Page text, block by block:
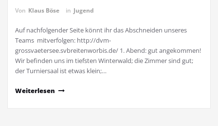
Von Klaus Böse in Jugend
Auf nachfolgender Seite könnt ihr das Abschneiden unseres
Teams mitverfolgen: http://dvm-
grossvaetersee.svbreitenworbis.de/ 1. Abend: gut angekommen!
Wir befinden uns im tiefsten Winterwald; die Zimmer sind gut;
der Turniersaal ist etwas klein;…
Weiterlesen